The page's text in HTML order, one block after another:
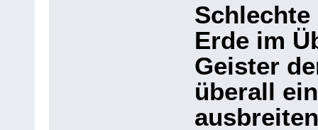
Erde im
Geister
überall